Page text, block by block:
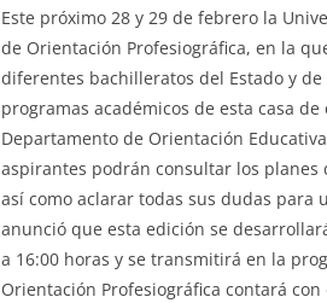
Este próximo 28 y 29 de febrero la
de Orientación Profesiográfica, en la
diferentes bachilleratos del Estado y
programas académicos de esta casa
Departamento de Orientación
aspirantes podrán consultar los
así como aclarar todas sus dudas para
anunció que esta edición se
a 16:00 horas y se transmitirá en la
Orientación Profesiográfica contará